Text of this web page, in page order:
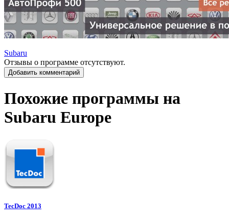
Subaru
Отзывы о программе отсутствуют.
Добавить комментарий
Похожие программы на
Subaru Europe
TecDoc 2013